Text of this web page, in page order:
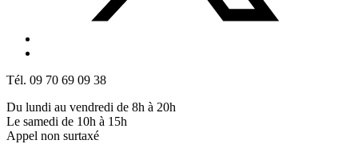
Tél. 09 70 69 09 38
Du lundi au vendredi de 8h à 20h
Le samedi de 10h à 15h
Appel non surtaxé